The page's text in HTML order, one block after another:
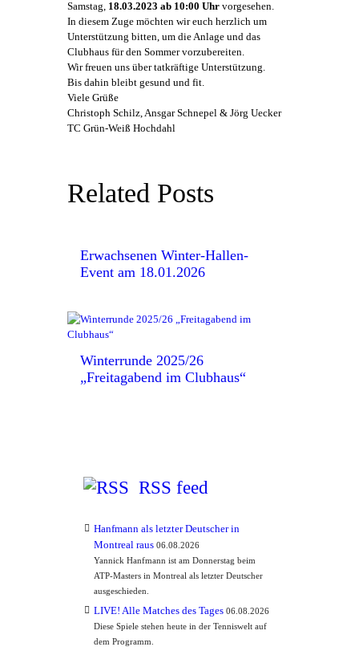
Samstag, 18.03.2023 ab 10:00 Uhr vorgesehen.
In diesem Zuge möchten wir euch herzlich um
Unterstützung bitten, um die Anlage und das
Clubhaus für den Sommer vorzubereiten.
Wir freuen uns über tatkräftige Unterstützung.
Bis dahin bleibt gesund und fit.
Viele Grüße
Christoph Schilz, Ansgar Schnepel & Jörg Uecker
TC Grün-Weiß Hochdahl
Related Posts
Erwachsenen Winter-Hallen-
Event am 18.01.2026
Winterrunde 2025/26
„Freitagabend im Clubhaus“
RSS feed
Hanfmann als letzter Deutscher in
Montreal raus 06.08.2026
Yannick Hanfmann ist am Donnerstag beim
ATP-Masters in Montreal als letzter Deutscher
ausgeschieden.
LIVE! Alle Matches des Tages 06.08.2026
Diese Spiele stehen heute in der Tenniswelt auf
dem Programm.